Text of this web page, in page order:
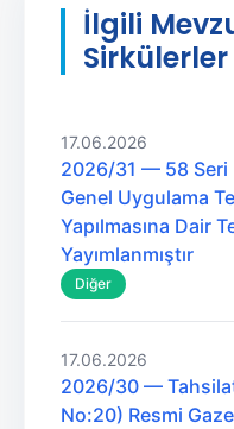
İlgili
Sirkülerler
17.06.2026
2026/31 — 58 Seri
Genel Uygulama
Yapılmasına Dair
Yayımlanmıştır
Diğer
17.06.2026
2026/30 — Tahsilat
No:20) Resmi